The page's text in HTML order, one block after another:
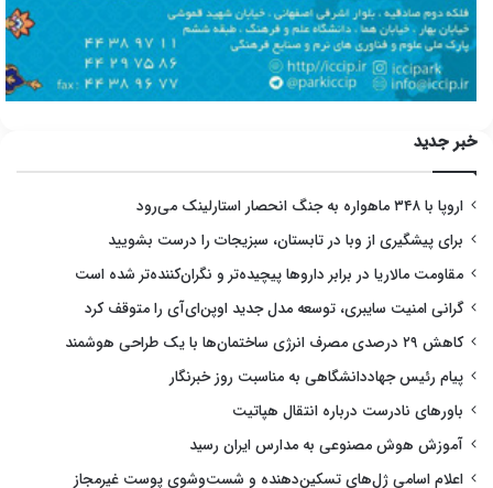
خبر جدید
اروپا با ۳۴۸ ماهواره به جنگ انحصار استارلینک می‌رود
برای پیشگیری از وبا در تابستان، سبزیجات را درست بشویید
مقاومت مالاریا در برابر داروها پیچیده‌تر و نگران‌کننده‌تر شده است
گرانی امنیت سایبری، توسعه مدل جدید اوپن‌ای‌آی را متوقف کرد
کاهش ۲۹ درصدی مصرف انرژی ساختمان‌ها با یک طراحی هوشمند
پیام رئیس جهاددانشگاهی به مناسبت روز خبرنگار
باورهای نادرست درباره انتقال هپاتیت
آموزش هوش مصنوعی به مدارس ایران رسید
اعلام اسامی ژل‌های تسکین‌دهنده و شست‌وشوی پوست غیرمجاز